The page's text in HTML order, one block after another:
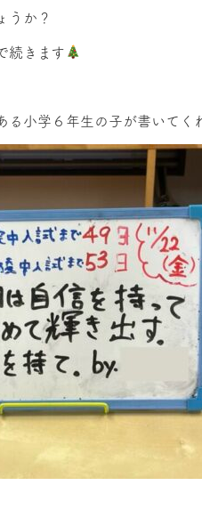
うか？
続きます
る小学６年生の子が書いてく